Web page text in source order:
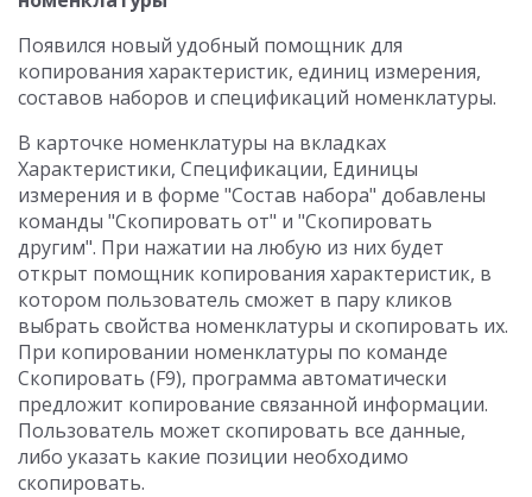
Появился новый удобный помощник для
копирования характеристик, единиц измерения,
составов наборов и спецификаций номенклатуры.
В карточке номенклатуры на вкладках
Характеристики, Спецификации, Единицы
измерения и в форме "Состав набора" добавлены
команды "Скопировать от" и "Скопировать
другим". При нажатии на любую из них будет
открыт помощник копирования характеристик, в
котором пользователь сможет в пару кликов
выбрать свойства номенклатуры и скопировать их.
При копировании номенклатуры по команде
Скопировать (F9), программа автоматически
предложит копирование связанной информации.
Пользователь может скопировать все данные,
либо указать какие позиции необходимо
скопировать.